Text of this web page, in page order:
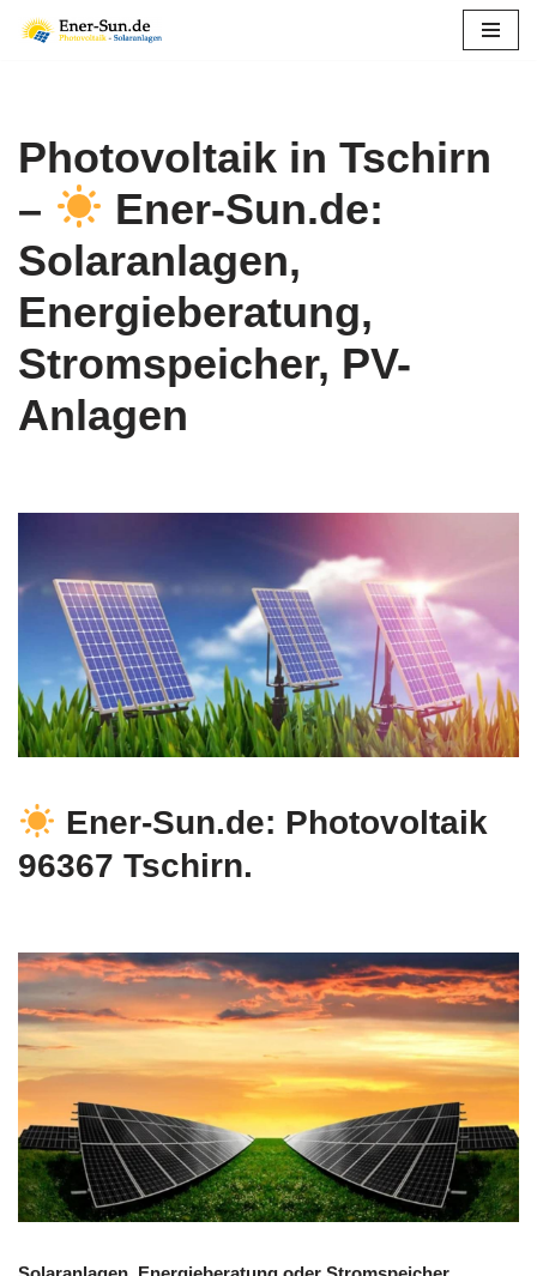
Photovoltaik in Tschirn
–
Ener-Sun.de:
Solaranlagen,
Energieberatung,
Stromspeicher, PV-
Anlagen
Ener-Sun.de: Photovoltaik
96367 Tschirn.